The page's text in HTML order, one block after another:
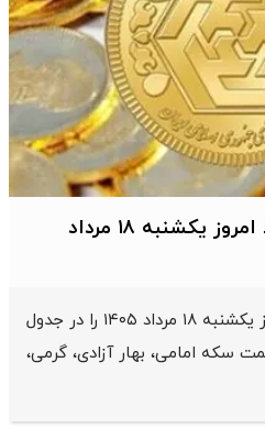
قیمت سکه و قیمت طلا امروز یکشنبه ۱۸ مرداد
قیمت سکه و قیمت طلا امروز یکشنبه ۱۸ مرداد ۱۴۰۵ را در جدول
سکه امامی، بهار آزادی، گرمی،